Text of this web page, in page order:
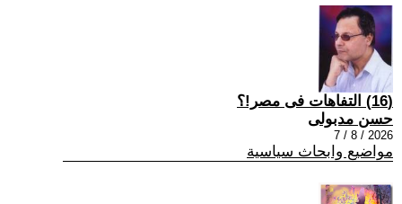
(16) التفاهات فى مصر!؟
حسن مدبولى
2026 / 8 / 7
مواضيع وابحاث سياسية